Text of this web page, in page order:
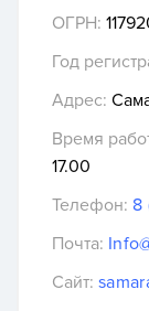
ОГРН:
Год
Адрес:
Время
17.00
Телефон: 8
Почта:
Сайт: